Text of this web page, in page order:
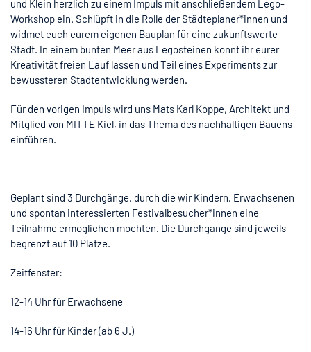
und Klein herzlich zu einem Impuls mit anschließendem Lego-
Workshop ein. Schlüpft in die Rolle der Städteplaner*innen und
widmet euch eurem eigenen Bauplan für eine zukunftswerte
Stadt. In einem bunten Meer aus Legosteinen könnt ihr eurer
Kreativität freien Lauf lassen und Teil eines Experiments zur
bewussteren Stadtentwicklung werden.
Für den vorigen Impuls wird uns Mats Karl Koppe, Architekt und
Mitglied von MITTE Kiel, in das Thema des nachhaltigen Bauens
einführen.
Geplant sind 3 Durchgänge, durch die wir Kindern, Erwachsenen
und spontan interessierten Festivalbesucher*innen eine
Teilnahme ermöglichen möchten. Die Durchgänge sind jeweils
begrenzt auf 10 Plätze.
Zeitfenster:
12-14 Uhr für Erwachsene
14-16 Uhr für Kinder (ab 6 J.)